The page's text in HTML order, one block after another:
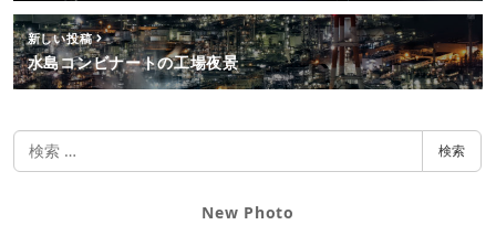
新しい投稿
水島コンビナートの工場夜景
検
索
検索
New Photo